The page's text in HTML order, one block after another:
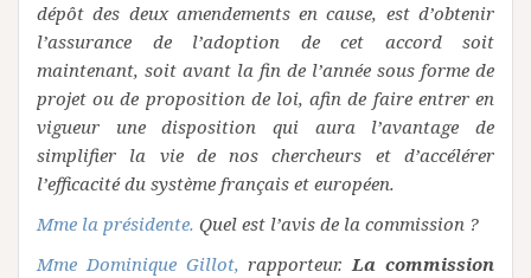
dépôt des deux amendements en cause, est d’obtenir
l’assurance de l’adoption de cet accord soit
maintenant, soit avant la fin de l’année sous forme de
projet ou de proposition de loi, afin de faire entrer en
vigueur une disposition qui aura l’avantage de
simplifier la vie de nos chercheurs et d’accélérer
l’efficacité du système français et européen.
Mme la présidente. Quel est l’avis de la commission ?
Mme Dominique Gillot, rapporteur.La commission